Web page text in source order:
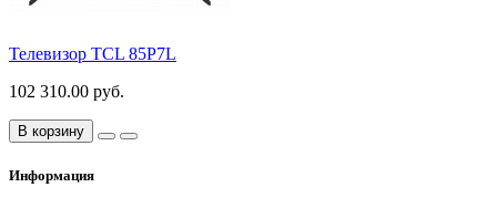
Телевизор TCL 85P7L
102 310.00 руб.
В корзину
Информация